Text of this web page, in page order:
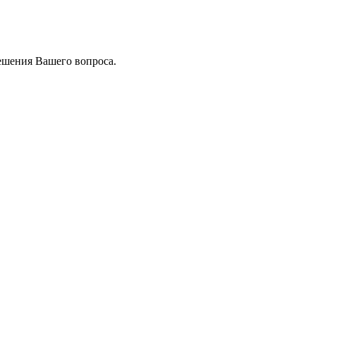
Вашего вопроса.